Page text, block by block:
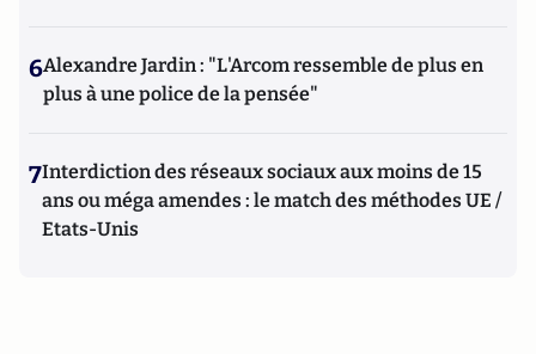
6Alexandre Jardin : "L'Arcom ressemble de plus en
plus à une police de la pensée"
7Interdiction des réseaux sociaux aux moins de 15
ans ou méga amendes : le match des méthodes UE /
Etats-Unis